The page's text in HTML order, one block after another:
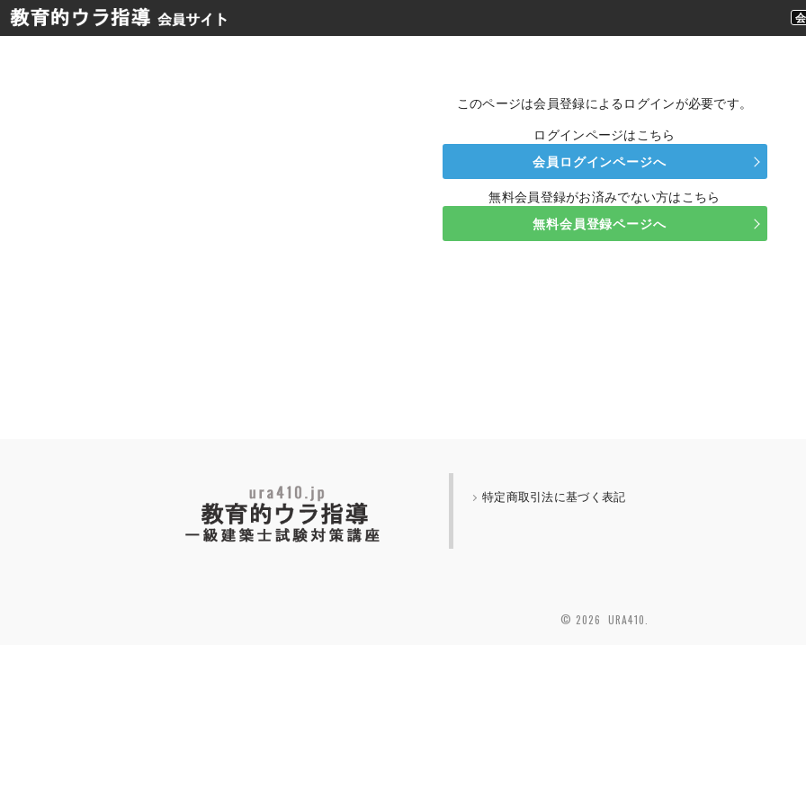
このページは会員登録によるログインが必要です。
ログインページはこちら
会員ログインページへ
無料会員登録がお済みでない方はこちら
無料会員登録ページへ
特定商取引法に基づく表記
© 2026 URA410.